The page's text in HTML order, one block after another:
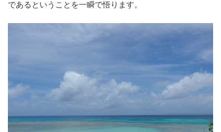
であるということを一瞬で悟ります。